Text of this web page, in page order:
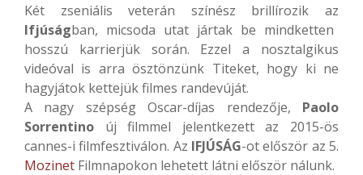
Két zseniális veterán színész brillírozik az
Ifjúságban, micsoda utat jártak be mindketten
hosszú karrierjük során. Ezzel a nosztalgikus
videóval is arra ösztönzünk Titeket, hogy ki ne
hagyjátok kettejük filmes randevúját.
A nagy szépség Oscar-díjas rendezője, Paolo
Sorrentino új filmmel jelentkezett az 2015-ös
cannes-i filmfesztiválon. Az IFJÚSÁG-ot először az 5.
Mozinet Filmnapokon lehetett látni először nálunk.